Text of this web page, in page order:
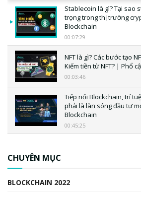
Stablecoin là gì? Tại sao
trọng trong thị trường
Blockchain
00:07:29
NFT là gì? Các bước tạo
Kiếm tiền từ NFT? | Phổ
00:03:46
Tiếp nối Blockchain, trí
phải là làn sóng đầu tư
Blockchain
00:45:25
CHUYÊN MỤC
BLOCKCHAIN 2022